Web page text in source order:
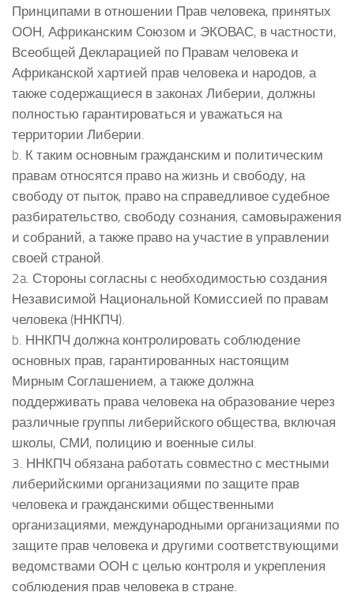
Принципами в отношении Прав человека, принятых
ООН, Африканским Союзом и ЭКОВАС, в частности,
Всеобщей Декларацией по Правам человека и
Африканской хартией прав человека и народов, а
также содержащиеся в законах Либерии, должны
полностью гарантироваться и уважаться на
территории Либерии.
b. К таким основным гражданским и политическим
правам относятся право на жизнь и свободу, на
свободу от пыток, право на справедливое судебное
разбирательство, свободу сознания, самовыражения
и собраний, а также право на участие в управлении
своей страной.
2a. Стороны согласны с необходимостью создания
Независимой Национальной Комиссией по правам
человека (ННКПЧ).
b. ННКПЧ должна контролировать соблюдение
основных прав, гарантированных настоящим
Мирным Соглашением, а также должна
поддерживать права человека на образование через
различные группы либерийского общества, включая
школы, СМИ, полицию и военные силы.
3. ННКПЧ обязана работать совместно с местными
либерийскими организациями по защите прав
человека и гражданскими общественными
организациями, международными организациями по
защите прав человека и другими соответствующими
ведомствами ООН с целью контроля и укрепления
соблюдения прав человека в стране.